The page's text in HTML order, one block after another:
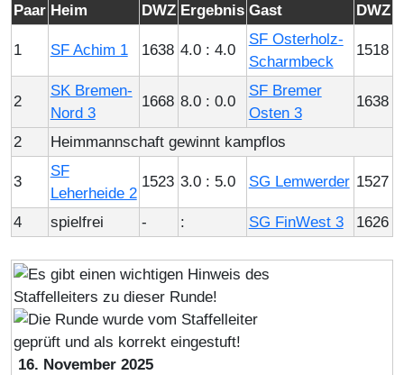
Paar Heim DWZ Ergebnis Gast DWZ
1 SF Achim 1 1638 4.0 : 4.0
SF Osterholz-
Scharmbeck
1518
2
SK Bremen-
Nord 3
1668 8.0 : 0.0
SF Bremer
Osten 3
1638
2 Heimmannschaft gewinnt kampflos
3
SF
Leherheide 2
1523 3.0 : 5.0 SG Lemwerder 1527
4 spielfrei - : SG FinWest 3 1626
16. November 2025